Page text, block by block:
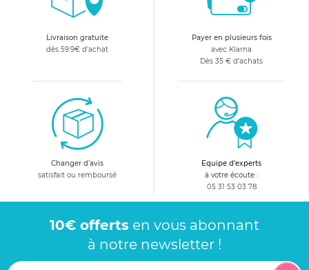
Livraison gratuite
dès 59.9€ d'achat
Payer en plusieurs fois
avec Klarna
Dès 35 € d'achats
Changer d'avis
satisfait ou remboursé
Equipe d'experts
à votre écoute :
05 31 53 03 78
10€ offerts en vous abonnant
à notre newsletter !